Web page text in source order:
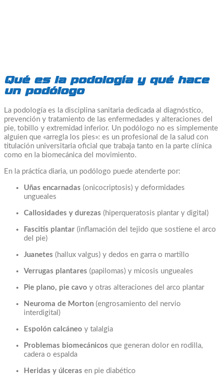
Qué es la podología y qué hace
un podólogo
La podología es la disciplina sanitaria dedicada al diagnóstico,
prevención y tratamiento de las enfermedades y alteraciones del
pie, tobillo y extremidad inferior. Un podólogo no es simplemente
alguien que «arregla los pies»: es un profesional de la salud con
titulación universitaria oficial que trabaja tanto en la parte clínica
como en la biomecánica del movimiento.
En la práctica diaria, un podólogo puede atenderte por:
Uñas encarnadas (onicocriptosis) y deformidades
ungueales
Callosidades y durezas (hiperqueratosis plantar y digital)
Fascitis plantar (inflamación del tejido que sostiene el arco
del pie)
Juanetes (hallux valgus) y dedos en garra o martillo
Verrugas plantares (papilomas) y micosis ungueales
Pie plano, pie cavo y otras alteraciones del arco plantar
Neuroma de Morton (engrosamiento del nervio
interdigital)
Espolón calcáneo y talalgia
Problemas biomecánicos que generan dolor en rodilla,
cadera o espalda
Heridas y úlceras en pie diabético